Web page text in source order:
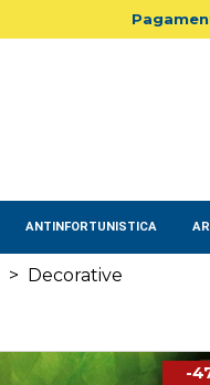
ANTINFORTUNISTICA
> Decorative
-